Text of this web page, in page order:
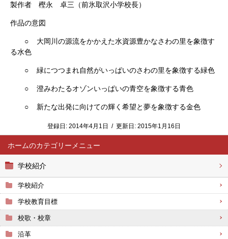
ホーム
学校紹介
学校紹介
学校教育目標
校歌・校章
沿革
製作者 樫永 卓三（前氷取沢小学校長）
作品の意図
○ 大岡川の源流をかかえた水資源豊かなさわの里を象徴す
る水色
○ 緑につつまれ自然がいっぱいのさわの里を象徴する緑色
○ 澄みわたるオゾンいっぱいの青空を象徴する青色
○ 新たな出発に向けての輝く希望と夢を象徴する金色
登録日: 2014年4月1日 / 更新日: 2015年1月16日